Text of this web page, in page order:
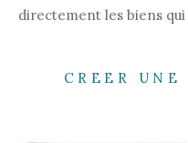
directement les biens
CREER
Localisation